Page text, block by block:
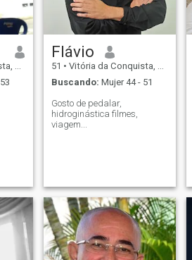
Flávio
51 • Vitória da Conquista, Bahia, Brasil
Buscando: Mujer 44 - 51
Gosto de pedalar,
hidroginástica filmes,
viagem...